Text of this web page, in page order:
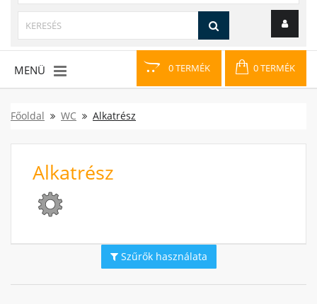
0 TERMÉK 0 TERMÉK
MENÜ
Főoldal WC Alkatrész
Alkatrész
Szűrők használata